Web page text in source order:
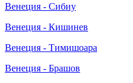
Венеция - Сибиу
Венеция - Кишинев
Венеция - Тимишоара
Венеция - Брашов